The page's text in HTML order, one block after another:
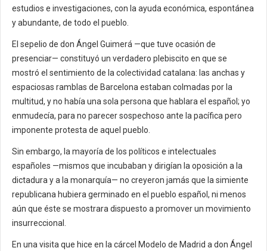
estudios e investigaciones, con la ayuda económica, espontánea
y abundante, de todo el pueblo.
El sepelio de don Ángel Guimerá —que tuve ocasión de
presenciar— constituyó un verdadero plebiscito en que se
mostró el sentimiento de la colectividad catalana: las anchas y
espaciosas ramblas de Barcelona estaban colmadas por la
multitud, y no había una sola persona que hablara el español; yo
enmudecía, para no parecer sospechoso ante la pacífica pero
imponente protesta de aquel pueblo.
Sin embargo, la mayoría de los políticos e intelectuales
españoles —mismos que incubaban y dirigían la oposición a la
dictadura y a la monarquía— no creyeron jamás que la simiente
republicana hubiera germinado en el pueblo español, ni menos
aún que éste se mostrara dispuesto a promover un movimiento
insurreccional.
En una visita que hice en la cárcel Modelo de Madrid a don Ángel